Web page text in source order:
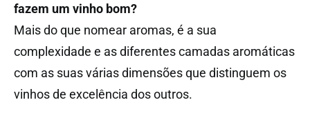
fazem um vinho bom?
Mais do que nomear aromas, é a sua
complexidade e as diferentes camadas aromáticas
com as suas várias dimensões que distinguem os
vinhos de excelência dos outros.